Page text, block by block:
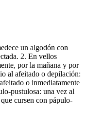
un algodón con
2. En vellos
por la mañana y por
al afeitado o depilación:
o inmediatamente
pustulosa: una vez al
cursen con pápulo-